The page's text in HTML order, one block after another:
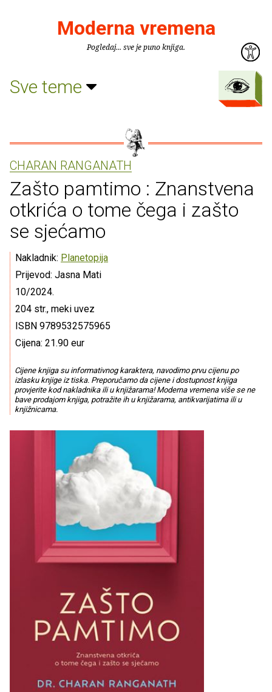
Moderna vremena
Pogledaj... sve je puno knjiga.
Sve teme
CHARAN RANGANATH
Zašto pamtimo : Znanstvena
otkrića o tome čega i zašto
se sjećamo
Nakladnik: Planetopija
Prijevod: Jasna Mati
10/2024.
204 str., meki uvez
ISBN 9789532575965
Cijena: 21.90 eur
Cijene knjiga su informativnog karaktera, navodimo prvu cijenu po
izlasku knjige iz tiska. Preporučamo da cijene i dostupnost knjiga
provjerite kod nakladnika ili u knjižarama! Moderna vremena više se ne
bave prodajom knjiga, potražite ih u knjižarama, antikvarijatima ili u
knjižnicama.